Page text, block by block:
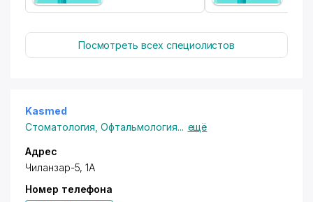
Посмотреть всех специолистов
Kasmed
Стоматология ,Офтальмология... ещё
Адрес
Чиланзар-5, 1А
Номер телефона